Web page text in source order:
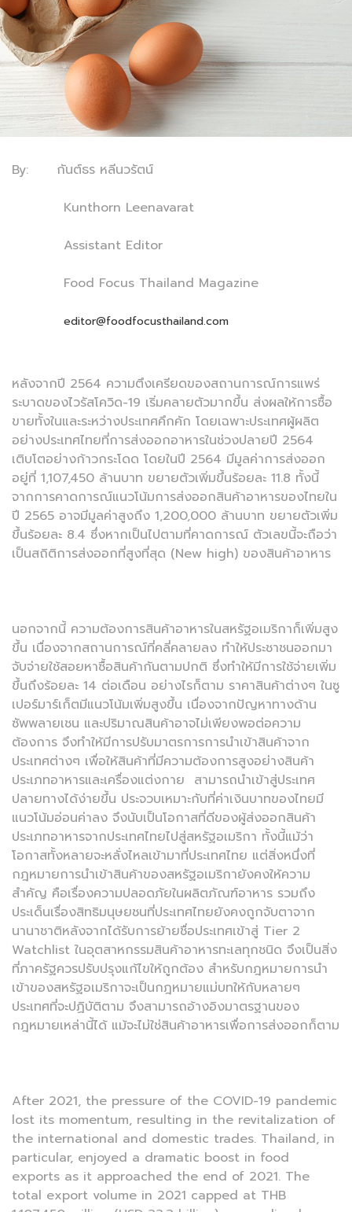
By: กันต์ธร หลีนวรัตน์
Kunthorn Leenavarat
Assistant Editor
Food Focus Thailand Magazine
editor@foodfocusthailand.com
หลังจากปี 2564 ความตึงเครียดของสถานการณ์การแพร่
ระบาดของไวรัสโควิด-19 เริ่มคลายตัวมากขึ้น ส่งผลให้การซื้อ
ขายทั้งในและระหว่างประเทศคึกคัก โดยเฉพาะประเทศผู้ผลิต
อย่างประเทศไทยที่การส่งออกอาหารในช่วงปลายปี 2564
เติบโตอย่างก้าวกระโดด โดยในปี 2564 มีมูลค่าการส่งออก
อยู่ที่ 1,107,450 ล้านบาท ขยายตัวเพิ่มขึ้นร้อยละ 11.8 ทั้งนี้
จากการคาดการณ์แนวโน้มการส่งออกสินค้าอาหารของไทยใน
ปี 2565 อาจมีมูลค่าสูงถึง 1,200,000 ล้านบาท ขยายตัวเพิ่ม
ขึ้นร้อยละ 8.4 ซึ่งหากเป็นไปตามที่คาดการณ์ ตัวเลขนี้จะถือว่า
เป็นสถิติการส่งออกที่สูงที่สุด (New high) ของสินค้าอาหาร
นอกจากนี้ ความต้องการสินค้าอาหารในสหรัฐอเมริกาก็เพิ่มสูง
ขึ้น เนื่องจากสถานการณ์ที่คลี่คลายลง ทำให้ประชาชนออกมา
จับจ่ายใช้สอยหาซื้อสินค้ากันตามปกติ ซึ่งทำให้มีการใช้จ่ายเพิ่ม
ขึ้นถึงร้อยละ 14 ต่อเดือน อย่างไรก็ตาม ราคาสินค้าต่างๆ ในซู
เปอร์มาร์เก็ตมีแนวโน้มเพิ่มสูงขึ้น เนื่องจากปัญหาทางด้าน
ซัพพลายเชน และปริมาณสินค้าอาจไม่เพียงพอต่อความ
ต้องการ จึงทำให้มีการปรับมาตรการการนำเข้าสินค้าจาก
ประเทศต่างๆ เพื่อให้สินค้าที่มีความต้องการสูงอย่างสินค้า
ประเภทอาหารและเครื่องแต่งกาย สามารถนำเข้าสู่ประเทศ
ปลายทางได้ง่ายขึ้น ประจวบเหมาะกับที่ค่าเงินบาทของไทยมี
แนวโน้มอ่อนค่าลง จึงนับเป็นโอกาสที่ดีของผู้ส่งออกสินค้า
ประเภทอาหารจากประเทศไทยไปสู่สหรัฐอเมริกา ทั้งนี้แม้ว่า
โอกาสทั้งหลายจะหลั่งไหลเข้ามาที่ประเทศไทย แต่สิ่งหนึ่งที่
กฎหมายการนำเข้าสินค้าของสหรัฐอเมริกายังคงให้ความ
สำคัญ คือเรื่องความปลอดภัยในผลิตภัณฑ์อาหาร รวมถึง
ประเด็นเรื่องสิทธิมนุษยชนที่ประเทศไทยยังคงถูกจับตาจาก
นานาชาติหลังจากได้รับการย้ายชื่อประเทศเข้าสู่ Tier 2
Watchlist ในอุตสาหกรรมสินค้าอาหารทะเลทุกชนิด จึงเป็นสิ่ง
ที่ภาครัฐควรปรับปรุงแก้ไขให้ถูกต้อง สำหรับกฎหมายการนำ
เข้าของสหรัฐอเมริกาจะเป็นกฎหมายแม่บทให้กับหลายๆ
ประเทศที่จะปฏิบัติตาม จึงสามารถอ้างอิงมาตรฐานของ
กฎหมายเหล่านี้ได้ แม้จะไม่ใช่สินค้าอาหารเพื่อการส่งออกก็ตาม
After 2021, the pressure of the COVID-19 pandemic
lost its momentum, resulting in the revitalization of
the international and domestic trades. Thailand, in
particular, enjoyed a dramatic boost in food
exports as it approached the end of 2021. The
total export volume in 2021 capped at THB